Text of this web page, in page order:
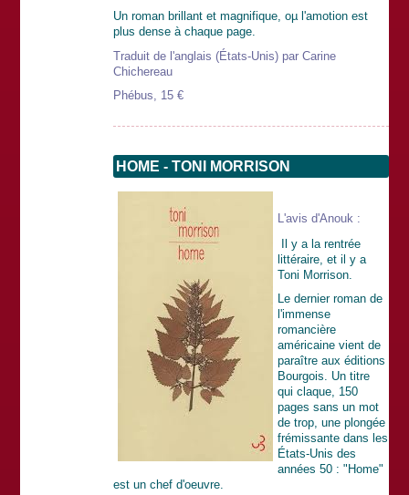
Un roman brillant et magnifique, oµ l'amotion est
plus dense à chaque page.
Traduit de l'anglais (États-Unis) par Carine
Chichereau
Phébus, 15 €
HOME - TONI MORRISON
L'avis d'Anouk :
Il y a la rentrée
littéraire, et il y a
Toni Morrison.
Le dernier roman de
l'immense
romancière
américaine vient de
paraître aux éditions
Bourgois. Un titre
qui claque, 150
pages sans un mot
de trop, une plongée
frémissante dans les
États-Unis des
années 50 : "Home"
est un chef d'oeuvre.